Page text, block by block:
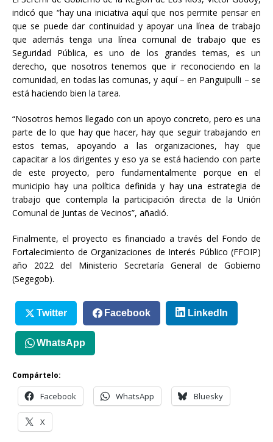
indicó que “hay una iniciativa aquí que nos permite pensar en
que se puede dar continuidad y apoyar una línea de trabajo
que además tenga una línea comunal de trabajo que es
Seguridad Pública, es uno de los grandes temas, es un
derecho, que nosotros tenemos que ir reconociendo en la
comunidad, en todas las comunas, y aquí – en Panguipulli – se
está haciendo bien la tarea.
“Nosotros hemos llegado con un apoyo concreto, pero es una
parte de lo que hay que hacer, hay que seguir trabajando en
estos temas, apoyando a las organizaciones, hay que
capacitar a los dirigentes y eso ya se está haciendo con parte
de este proyecto, pero fundamentalmente porque en el
municipio hay una política definida y hay una estrategia de
trabajo que contempla la participación directa de la Unión
Comunal de Juntas de Vecinos”, añadió.
Finalmente, el proyecto es financiado a través del Fondo de
Fortalecimiento de Organizaciones de Interés Público (FFOIP)
año 2022 del Ministerio Secretaría General de Gobierno
(Segegob).
Twitter Facebook LinkedIn
WhatsApp
Compártelo:
Facebook WhatsApp Bluesky
X